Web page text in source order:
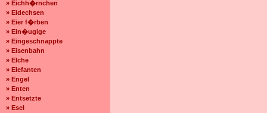
» Eichh�rnchen
» Eidechsen
» Eier f�rben
» Ein�ugige
» Eingeschnappte
» Eisenbahn
» Elche
» Elefanten
» Engel
» Enten
» Entsetzte
» Esel